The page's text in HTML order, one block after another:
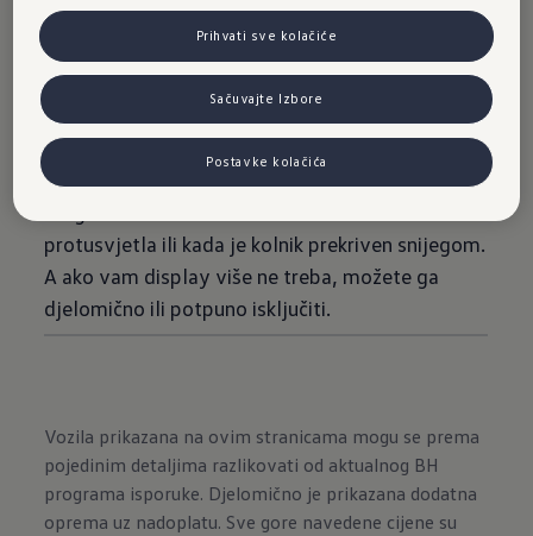
istovremeno gledati cestu: to je velika prednost
opcijskog Head-up display-a. Jedan dio
vjetrobranskog stakla postaje projekcijska
površina na kojoj se prikazuju brzina, obavijesti
sistema podrške za vozača ili navigacijske
obavijesti. S projekcijske se površine informacije
protusvjetla ili kada je kolnik prekriven snijegom.
A ako vam display više ne treba, možete ga
djelomično ili potpuno isključiti.
Vozila prikazana na ovim stranicama mogu se prema
pojedinim detaljima razlikovati od aktualnog BH
programa isporuke. Djelomično je prikazana dodatna
oprema uz nadoplatu. Sve gore navedene cijene su
Prihvati sve kolačiće
Sačuvajte Izbore
Postavke kolačića